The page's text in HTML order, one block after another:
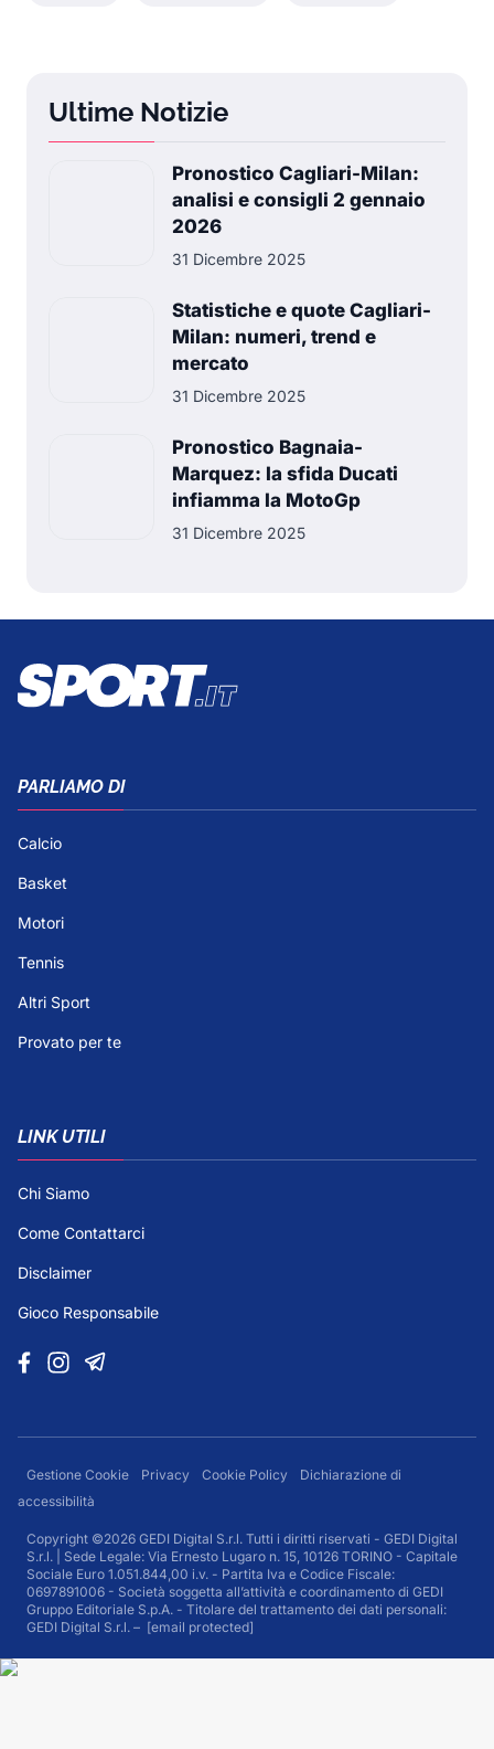
Ultime Notizie
Pronostico Cagliari-Milan:
analisi e consigli 2 gennaio
2026
31 Dicembre 2025
Statistiche e quote Cagliari-
Milan: numeri, trend e
mercato
31 Dicembre 2025
Pronostico Bagnaia-
Marquez: la sfida Ducati
infiamma la MotoGp
31 Dicembre 2025
PARLIAMO DI
Calcio
Basket
Motori
Tennis
Altri Sport
Provato per te
LINK UTILI
Chi Siamo
Come Contattarci
Disclaimer
Gioco Responsabile
Gestione Cookie Privacy Cookie Policy
Dichiarazione di
accessibilità
Copyright ©2026 GEDI Digital S.r.l. Tutti i diritti riservati - GEDI Digital
S.r.l. | Sede Legale: Via Ernesto Lugaro n. 15, 10126 TORINO - Capitale
Sociale Euro 1.051.844,00 i.v. - Partita Iva e Codice Fiscale:
0697891006 - Società soggetta all’attività e coordinamento di GEDI
Gruppo Editoriale S.p.A. - Titolare del trattamento dei dati personali:
GEDI Digital S.r.l. – [email protected]